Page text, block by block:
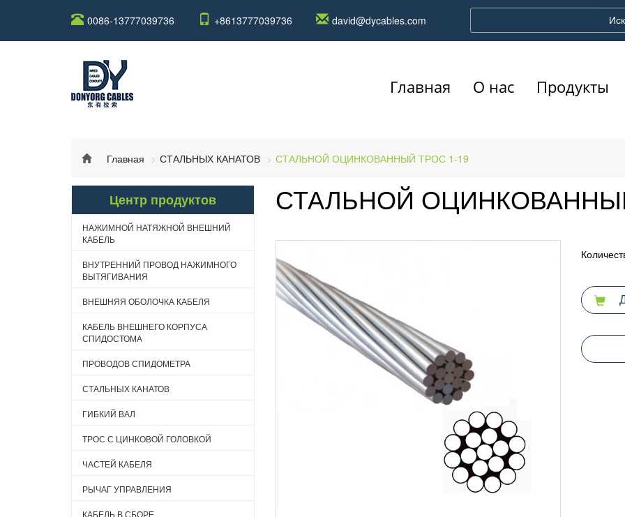
0086-13777039736 +8613777039736 david@dycables.com
Главная О нас Продукты
Главная СТАЛЬНЫХ КАНАТОВ СТАЛЬНОЙ ОЦИНКОВАННЫЙ ТРОС 1-19
Центр продуктов
НАЖИМНОЙ НАТЯЖНОЙ ВНЕШНИЙ
КАБЕЛЬ
ВНУТРЕННИЙ ПРОВОД НАЖИМНОГО
ВЫТЯГИВАНИЯ
ВНЕШНЯЯ ОБОЛОЧКА КАБЕЛЯ
КАБЕЛЬ ВНЕШНЕГО КОРПУСА
СПИДОСТОМА
ПРОВОДОВ СПИДОМЕТРА
СТАЛЬНЫХ КАНАТОВ
ГИБКИЙ ВАЛ
ТРОС С ЦИНКОВОЙ ГОЛОВКОЙ
ЧАСТЕЙ КАБЕЛЯ
РЫЧАГ УПРАВЛЕНИЯ
КАБЕЛЬ В СБОРЕ
СТАЛЬНОЙ